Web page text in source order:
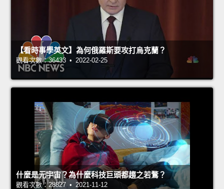
【看時事學英文】為何俄羅斯要攻打烏克蘭？
觀看次數：36433 • 2022-02-25
什麼是元宇宙？為什麼科技巨頭都趨之若鶩？
觀看次數：28827 • 2021-11-12